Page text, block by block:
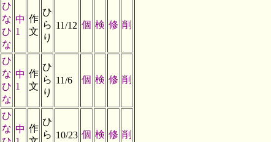
ひ
な
ひ
な
中
1
作
文
ひ
ら
り
11/12 個 検 修 削
ひ
な
ひ
な
中
1
作
文
ひ
ら
り
11/6 個 検 修 削
ひ
な 中 作
ひ
ら 10/23 個 検 修 削